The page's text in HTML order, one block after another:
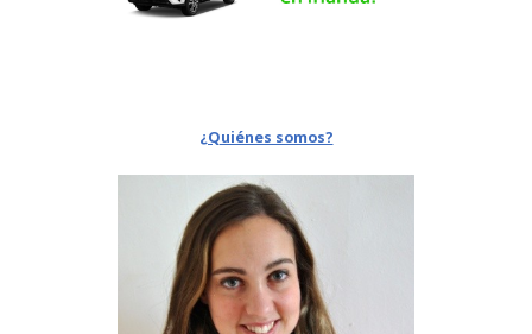
¿Quiénes somos?